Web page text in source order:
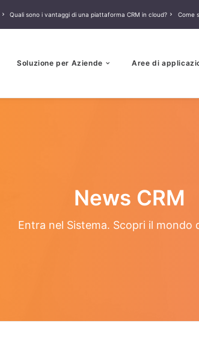
Quali sono i vantaggi di una piattaforma CRM in cloud? Come
Soluzione per Aziende Aree di
News CRM
Entra nel Sistema. Scopri il mondo